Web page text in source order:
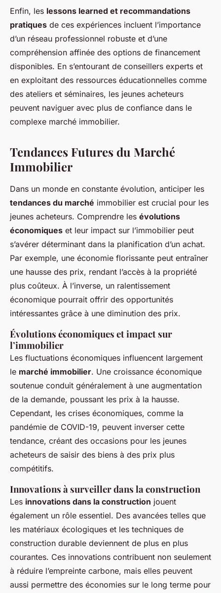
Enfin, les lessons learned et recommandations
pratiques de ces expériences incluent l’importance
d’un réseau professionnel robuste et d’une
compréhension affinée des options de financement
disponibles. En s’entourant de conseillers experts et
en exploitant des ressources éducationnelles comme
des ateliers et séminaires, les jeunes acheteurs
peuvent naviguer avec plus de confiance dans le
complexe marché immobilier.
Tendances Futures du Marché
Immobilier
Dans un monde en constante évolution, anticiper les
tendances du marché immobilier est crucial pour les
jeunes acheteurs. Comprendre les évolutions
économiques et leur impact sur l’immobilier peut
s’avérer déterminant dans la planification d’un achat.
Par exemple, une économie florissante peut entraîner
une hausse des prix, rendant l’accès à la propriété
plus coûteux. À l’inverse, un ralentissement
économique pourrait offrir des opportunités
intéressantes grâce à une diminution des prix.
Évolutions économiques et impact sur
l’immobilier
Les fluctuations économiques influencent largement
le marché immobilier. Une croissance économique
soutenue conduit généralement à une augmentation
de la demande, poussant les prix à la hausse.
Cependant, les crises économiques, comme la
pandémie de COVID-19, peuvent inverser cette
tendance, créant des occasions pour les jeunes
acheteurs de saisir des biens à des prix plus
compétitifs.
Innovations à surveiller dans la construction
Les innovations dans la construction jouent
également un rôle essentiel. Des avancées telles que
les matériaux écologiques et les techniques de
construction durable deviennent de plus en plus
courantes. Ces innovations contribuent non seulement
à réduire l’empreinte carbone, mais elles peuvent
aussi permettre des économies sur le long terme pour